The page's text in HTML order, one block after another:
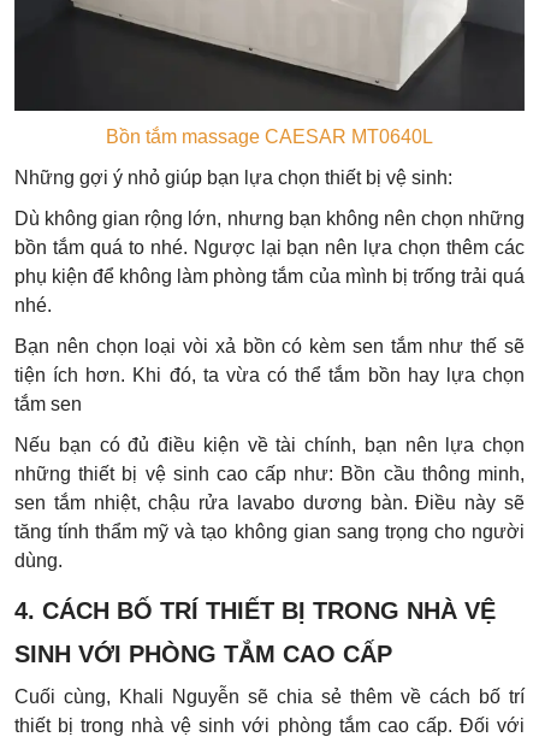
Bồn tắm massage CAESAR MT0640L
Những gợi ý nhỏ giúp bạn lựa chọn thiết bị vệ sinh:
Dù không gian rộng lớn, nhưng bạn không nên chọn những
bồn tắm quá to nhé. Ngược lại bạn nên lựa chọn thêm các
phụ kiện để không làm phòng tắm của mình bị trống trải quá
nhé.
Bạn nên chọn loại vòi xả bồn có kèm sen tắm như thế sẽ
tiện ích hơn. Khi đó, ta vừa có thể tắm bồn hay lựa chọn
tắm sen
Nếu bạn có đủ điều kiện về tài chính, bạn nên lựa chọn
những thiết bị vệ sinh cao cấp như: Bồn cầu thông minh,
sen tắm nhiệt, chậu rửa lavabo dương bàn. Điều này sẽ
tăng tính thẩm mỹ và tạo không gian sang trọng cho người
dùng.
4. CÁCH BỐ TRÍ THIẾT BỊ TRONG NHÀ VỆ
SINH VỚI PHÒNG TẮM CAO CẤP
Cuối cùng, Khali Nguyễn sẽ chia sẻ thêm về cách bố trí
thiết bị trong nhà vệ sinh với phòng tắm cao cấp. Đối với